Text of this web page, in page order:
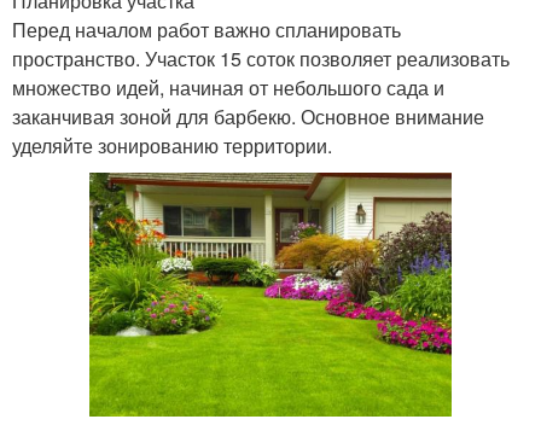
Перед началом работ важно спланировать
пространство. Участок 15 соток позволяет реализовать
множество идей, начиная от небольшого сада и
заканчивая зоной для барбекю. Основное внимание
уделяйте зонированию территории.